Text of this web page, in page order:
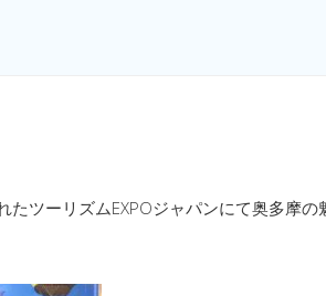
ツーリズムEXPOジャパンにて奥多摩